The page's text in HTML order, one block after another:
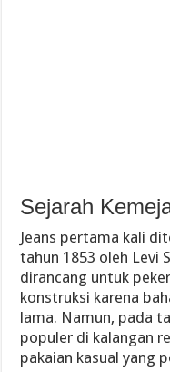
Sejarah
Jeans pertama kali
tahun 1853 oleh Levi
dirancang untuk
konstruksi karena
lama. Namun, pada
populer di kalangan
pakaian kasual yang